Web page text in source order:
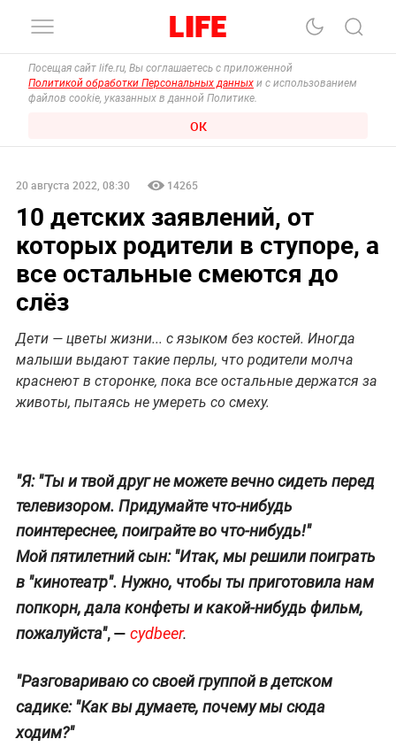
Посещая сайт life.ru, Вы соглашаетесь с приложенной
Политикой обработки Персональных данных и с использованием
файлов cookie, указанных в данной Политике.
ОК
20 августа 2022, 08:30 14265
10 детских заявлений, от
которых родители в ступоре, а
все остальные смеются до
слёз
Дети — цветы жизни... с языком без костей. Иногда
малыши выдают такие перлы, что родители молча
краснеют в сторонке, пока все остальные держатся за
животы, пытаясь не умереть со смеху.
"Я: "Ты и твой друг не можете вечно сидеть перед
телевизором. Придумайте что-нибудь
поинтереснее, поиграйте во что-нибудь!"
Мой пятилетний сын: "Итак, мы решили поиграть
в "кинотеатр". Нужно, чтобы ты приготовила нам
попкорн, дала конфеты и какой-нибудь фильм,
пожалуйста", — cydbeer.
"Разговариваю со своей группой в детском
садике: "Как вы думаете, почему мы сюда
ходим?"